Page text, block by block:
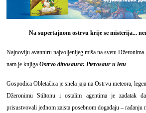
Na supertajnom ostrvu krije se misterija...
Najnoviju avanturu najvoljenijeg miša na svetu
nam je knjiga Ostrvo dinosaura: Pterosaur u letu.
Gospođica Obletačica je snela jaja na Ostrvu meteora,
Džeronimu Stiltonu i ostalim agentima je zadatak
prisustvovali jednom zaista posebnom događaju – rađanju